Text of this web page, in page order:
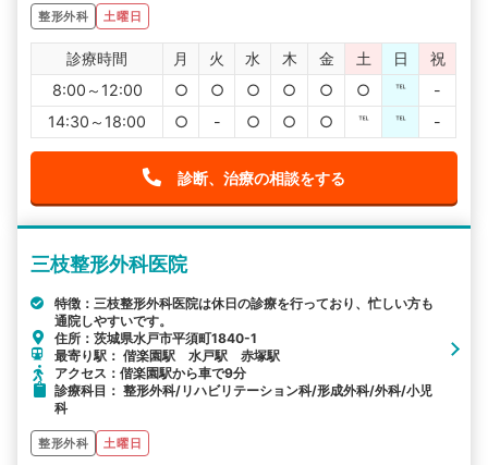
整形外科 土曜日
診療時間 月 火 水 木 金 土 日
祝
8:00～12:00
○ ○ ○ ○ ○ ○ ℡
-
14:30～18:00
○ - ○ ○ ○ ℡ ℡ -
診断、治療の相談をする
三枝整形外科医院
特徴：三枝整形外科医院は休日の診療を行っており、忙しい方も
通院しやすいです。
住所：茨城県水戸市平須町1840-1
最寄り駅： 偕楽園駅 水戸駅 赤塚駅
アクセス：偕楽園駅から車で9分
診療科目： 整形外科/リハビリテーション科/形成外科/外科/小児
科
整形外科 土曜日